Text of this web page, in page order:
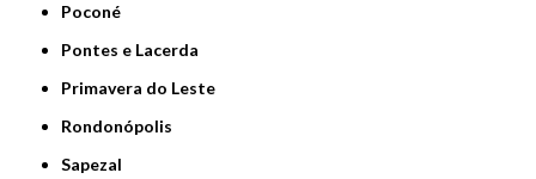
Poconé
Pontes e Lacerda
Primavera do Leste
Rondonópolis
Sapezal